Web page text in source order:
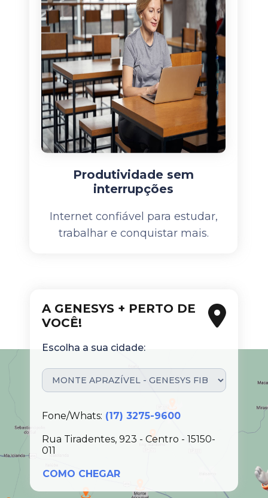
Produtividade sem
interrupções
Internet confiável para estudar,
trabalhar e conquistar mais.
A GENESYS + PERTO DE
VOCÊ!
Escolha a sua cidade:
Fone/Whats: (17) 3275-9600
Rua Tiradentes, 923 - Centro - 15150-
011
COMO CHEGAR